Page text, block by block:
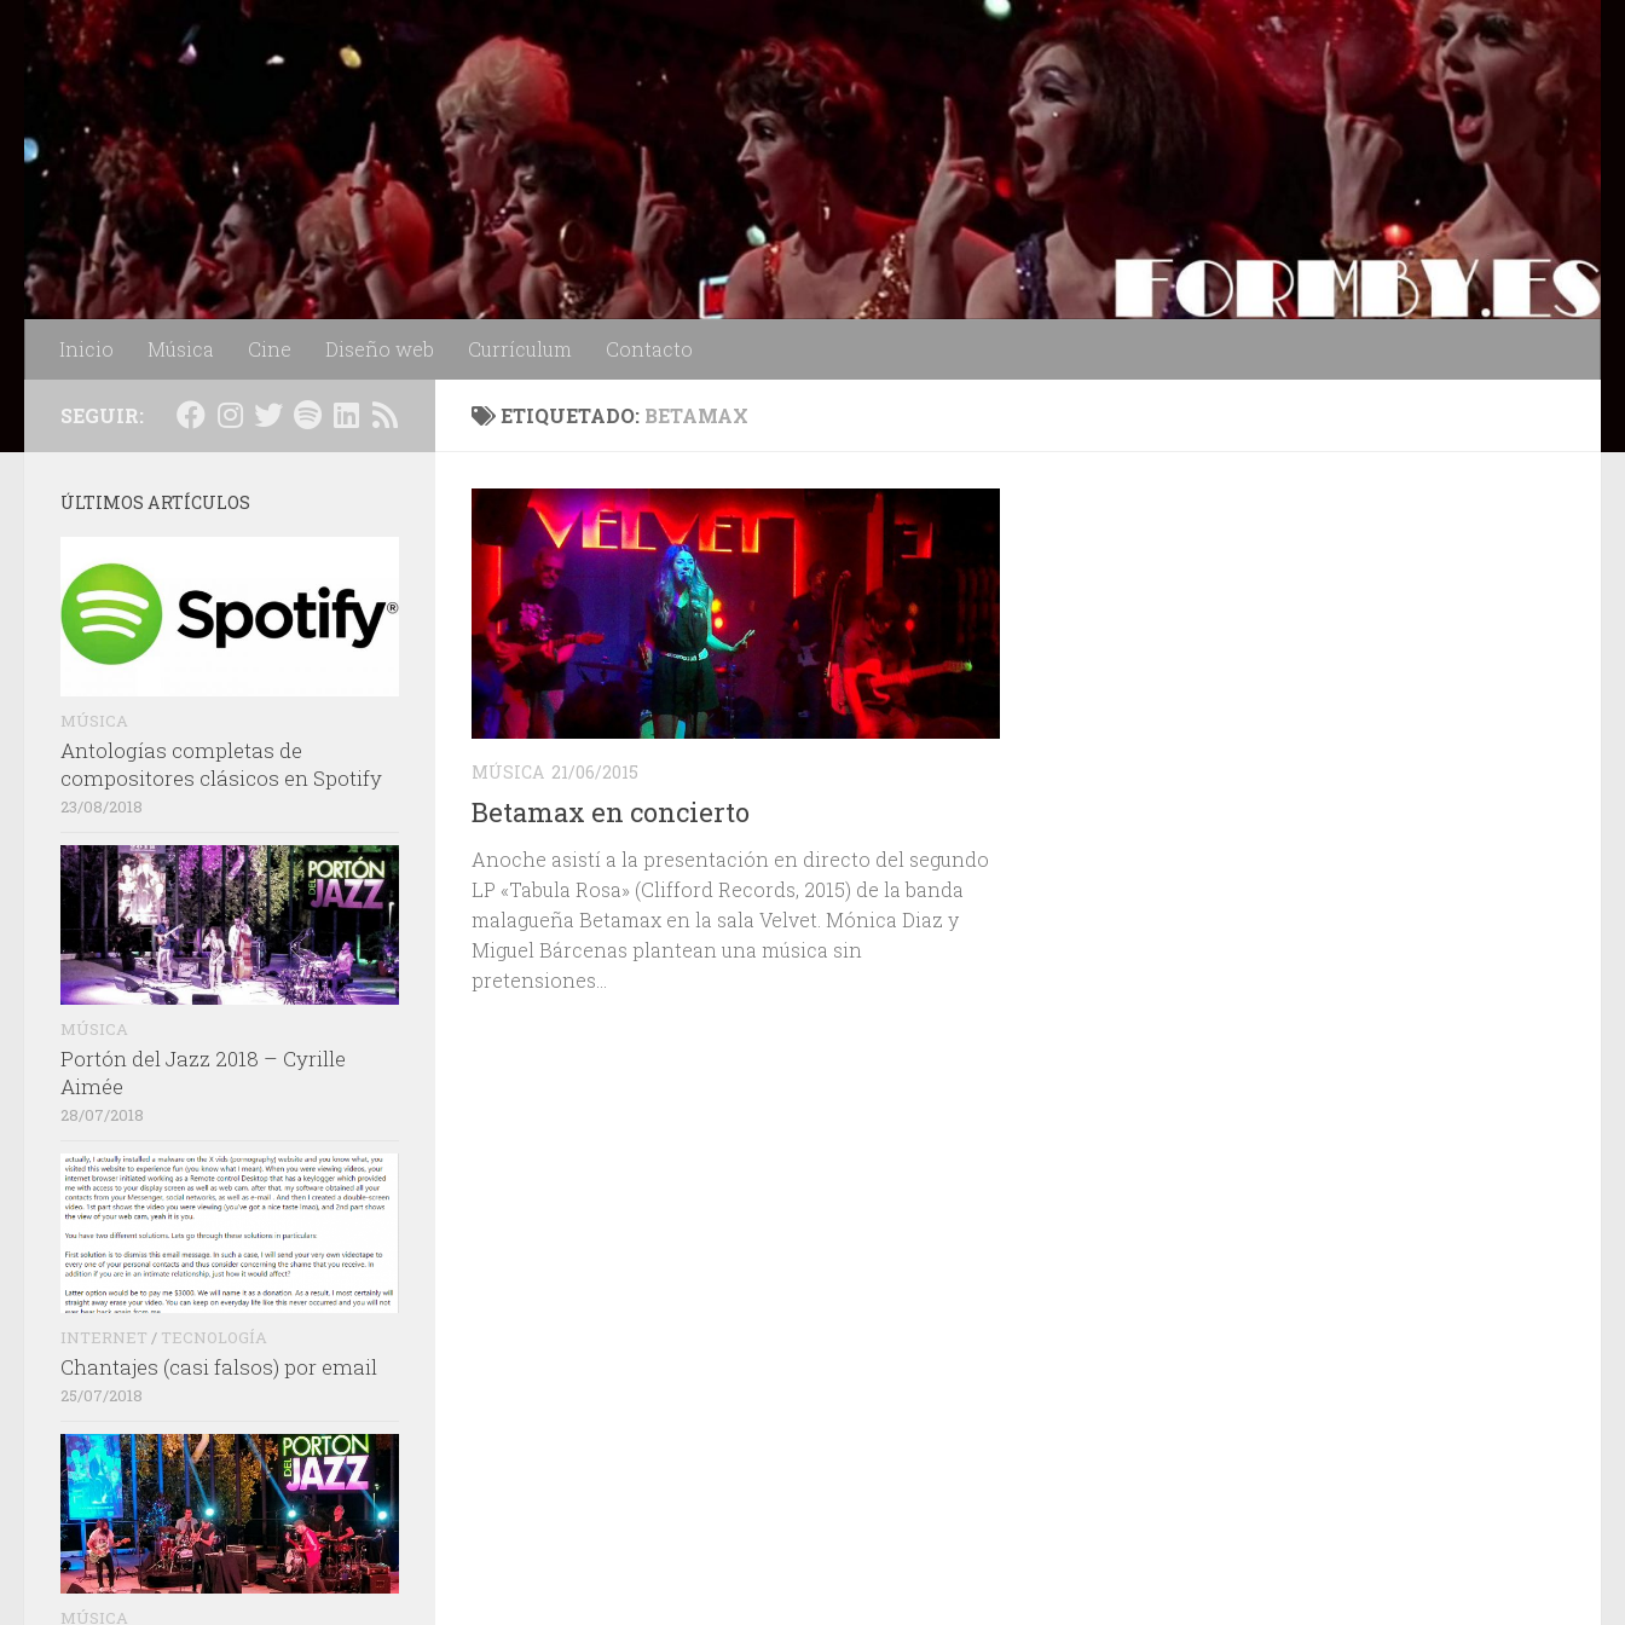
Saltar al contenido
Inicio Música Cine Diseño web Currículum Contacto
ETIQUETADO: BETAMAX
MÚSICA 21/06/2015
Betamax en concierto
Anoche asistí a la presentación en directo del segundo
LP «Tabula Rosa» (Clifford Records, 2015) de la banda
malagueña Betamax en la sala Velvet. Mónica Diaz y
Miguel Bárcenas plantean una música sin
pretensiones...
SEGUIR:
ÚLTIMOS ARTÍCULOS
MÚSICA
Antologías completas de
compositores clásicos en Spotify
23/08/2018
MÚSICA
Portón del Jazz 2018 – Cyrille
Aimée
28/07/2018
INTERNET / TECNOLOGÍA
Chantajes (casi falsos) por email
25/07/2018
MÚSICA